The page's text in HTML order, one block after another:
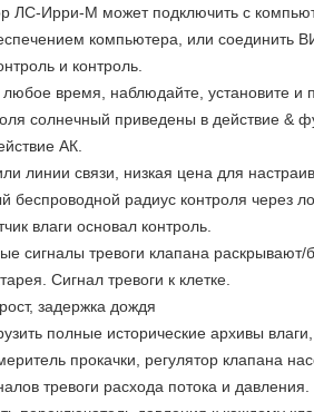
ЛС-Ирри-М может подключить с
компьютера, или соединить
и контроль.
время, наблюдайте, установите и
солнечный приведены в действие &
АК.
линии связи, низкая цена для
беспроводной радиус контроля через
влаги основал контроль.
сигналы тревоги клапана
Сигнал тревоги к клетке.
задержка дождя
полные исторические архивы
прокачки, регулятор клапана
тревоги расхода потока и давления.